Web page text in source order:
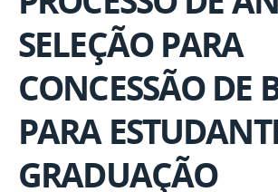
SELEÇÃO PARA
CONCESSÃO DE
PARA
GRADUAÇÃO